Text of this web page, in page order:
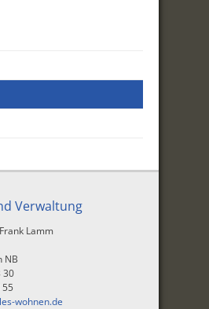
Verwaltung
Lamm
NB
30
55
wohnen.de